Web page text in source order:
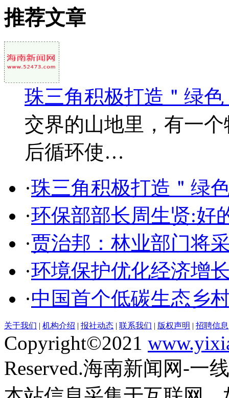
推荐文章
珠三角积极打造＂绿色
交界的山地里，有一
后循环使…
·珠三角积极打造＂绿
·环保部部长周生贤:好
·贾治邦：林业部门将
·环境保护优化经济增
·中国首个低碳生态乡
关于我们 | 机构介绍 | 报社动态 | 联系我们 | 版权声明 | 招聘信息
Copyright©2021
Reserved.海南新闻网-一